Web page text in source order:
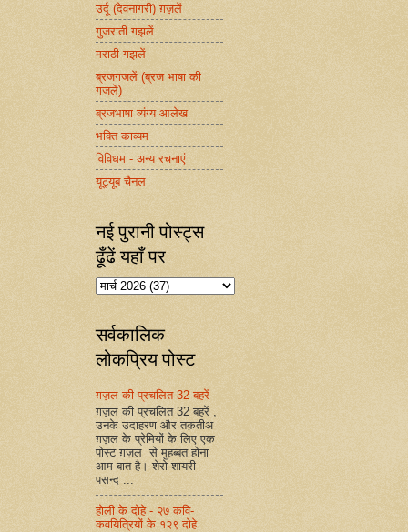
उर्दू (देवनागरी) ग़ज़लें
गुजराती गझलें
मराठी गझलें
ब्रजगजलें (ब्रज भाषा की
गजलें)
ब्रजभाषा व्यंग्य आलेख
भक्ति काव्यम
विविधम - अन्य रचनाएं
यूट्यूब चैनल
नई पुरानी पोस्ट्स
ढूँढें यहाँ पर
सर्वकालिक
लोकप्रिय पोस्ट
ग़ज़ल की प्रचलित 32 बहरें
ग़ज़ल की प्रचलित 32 बहरें ,
उनके उदाहरण और तक़तीअ
ग़ज़ल के प्रेमियों के लिए एक
पोस्ट ग़ज़ल से मुहब्बत होना
आम बात है। शेरो-शायरी
पसन्द ...
होली के दोहे - २७ कवि-
कवयित्रियों के १२९ दोहे